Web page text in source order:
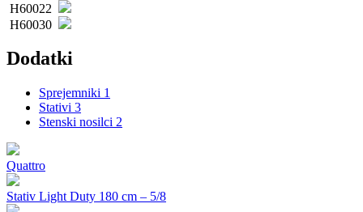
H60022
H60030
Dodatki
Sprejemniki 1
Stativi 3
Stenski nosilci 2
Quattro
Stativ Light Duty 180 cm – 5/8